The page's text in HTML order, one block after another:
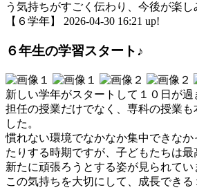
う気持ちがすごく伝わり、今後が楽し
【６学年】 2026-04-30 16:21 up!
６年生の学習スタート♪
新しい学年がスタートして１０日が過
担任の授業だけでなく、専科の授業も
した。
慣れない環境でなかなか集中できな
たりする時期ですが、子どもたちは
新たに頑張ろうとする姿が見られてい
この気持ちを大切にして、成長でき